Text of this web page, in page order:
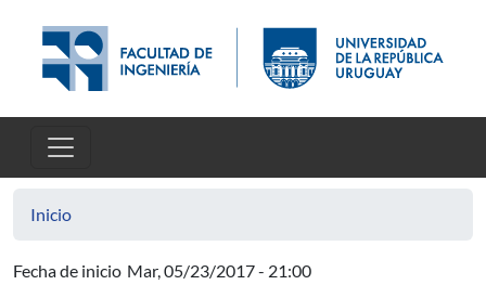
Inicio
Fecha de inicio Mar, 05/23/2017 - 21:00